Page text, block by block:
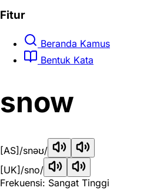
Fitur
Beranda Kamus
Bentuk Kata
snow
[AS] /snəʊ/
[UK] /sno/
Frekuensi: Sangat Tinggi